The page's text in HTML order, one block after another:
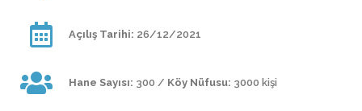
Açılış Tarihi: 26/12/2021
Hane Sayısı: 300 / Köy Nüfusu: 3000 kişi